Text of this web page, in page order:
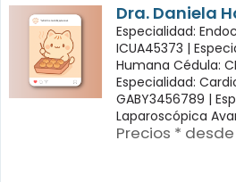
Dra. Daniela
Especialidad:
ICUA45373 |
Humana Cédula:
Especialidad:
GABY3456789 |
Laparoscópica
Precios * desde